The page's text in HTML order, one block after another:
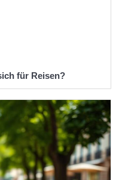
für Reisen?